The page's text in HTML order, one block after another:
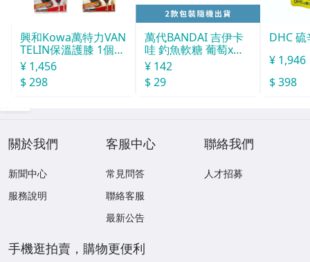
興和Kowa萬特力VAN
TELIN保溫護膝 1個入
L
¥ 1,456
$ 298
萬代BANDAI 吉伊卡
哇 釣魚軟糖 葡萄x蘇
打 14g
¥ 142
$ 29
DHC
¥ 1,946
$ 398
關於我們
新聞中心
服務說明
客服中心
常見問答
聯絡客服
最新公告
聯絡我們
人才招募
手機逛拍賣，購物更便利